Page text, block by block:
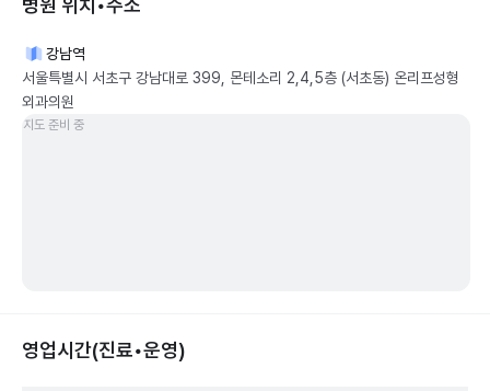
병원 위치•주소
강남역
서울특별시 서초구 강남대로 399, 몬테소리 2,4,5층 (서초동) 온리프성형
외과의원
지도 준비 중
영업시간(진료•운영)